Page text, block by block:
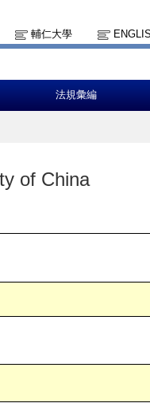
輔仁大學
法規彙編
of China